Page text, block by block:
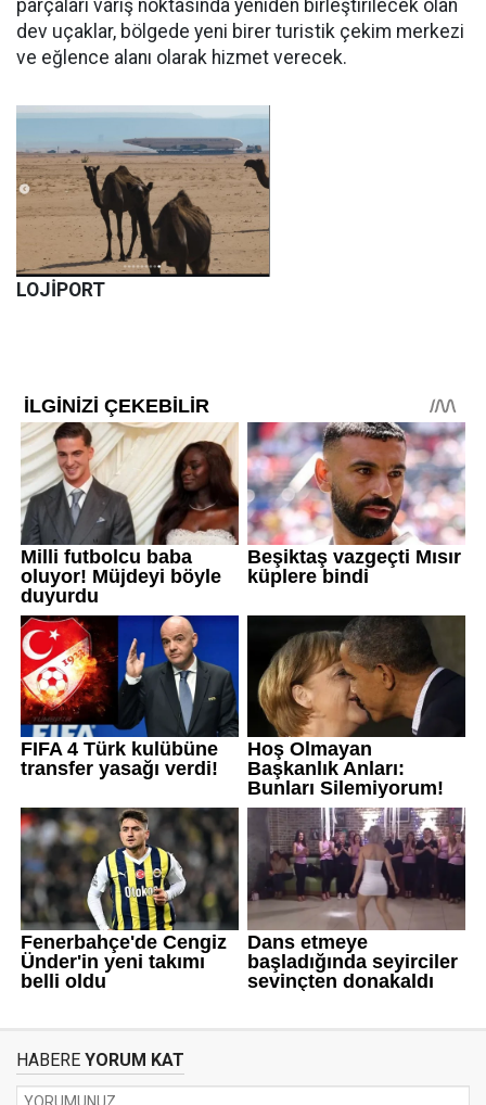
parçaları varış noktasında yeniden birleştirilecek olan
dev uçaklar, bölgede yeni birer turistik çekim merkezi
ve eğlence alanı olarak hizmet verecek.
LOJİPORT
HABERE YORUM KAT